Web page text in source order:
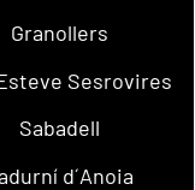
Granollers
Sesrovires
Sabadell
d´Anoia